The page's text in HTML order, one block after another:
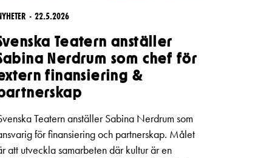
22.5.2026
Teatern anställer
Nerdrum som chef för
finansiering &
Teatern anställer Sabina Nerdrum som
för finansiering och partnerskap. Målet
att utveckla samarbeten där kultur är en